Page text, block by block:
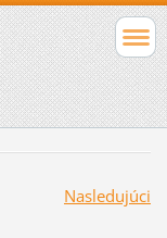
Nasledujúci